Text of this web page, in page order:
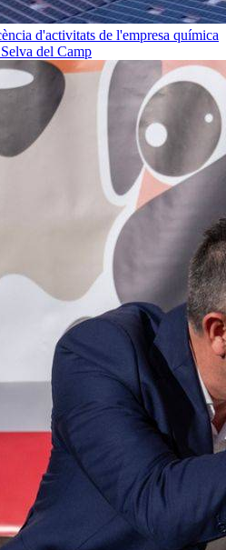
d'activitats de l'empresa química
del Camp